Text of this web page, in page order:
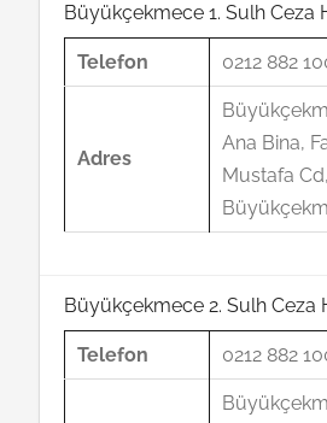
Büyükçekmece 1. Sulh Ceza
Telefon 0212 882
Adres
Ana Bina,
Mustafa
Büyükçekmece 2. Sulh Ceza
Telefon 0212 882